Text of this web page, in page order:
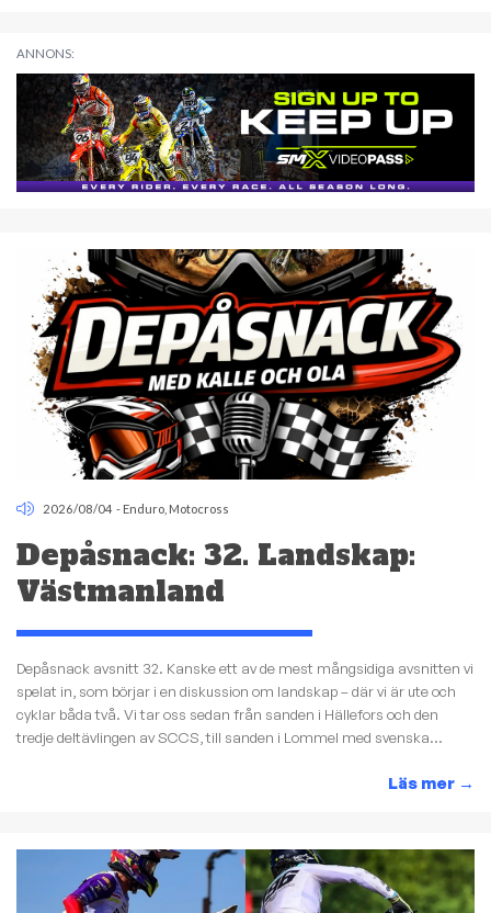
ANNONS:
2026/08/04 - Enduro Motocross
Depåsnack: 32. Landskap:
Västmanland
Depåsnack avsnitt 32. Kanske ett av de mest mångsidiga avsnitten vi
spelat in, som börjar i en diskussion om landskap – där vi är ute och
cyklar båda två. Vi tar oss sedan från sanden i Hällefors och den
tredje deltävlingen av SCCS, till sanden i Lommel med svenska...
Läs mer →